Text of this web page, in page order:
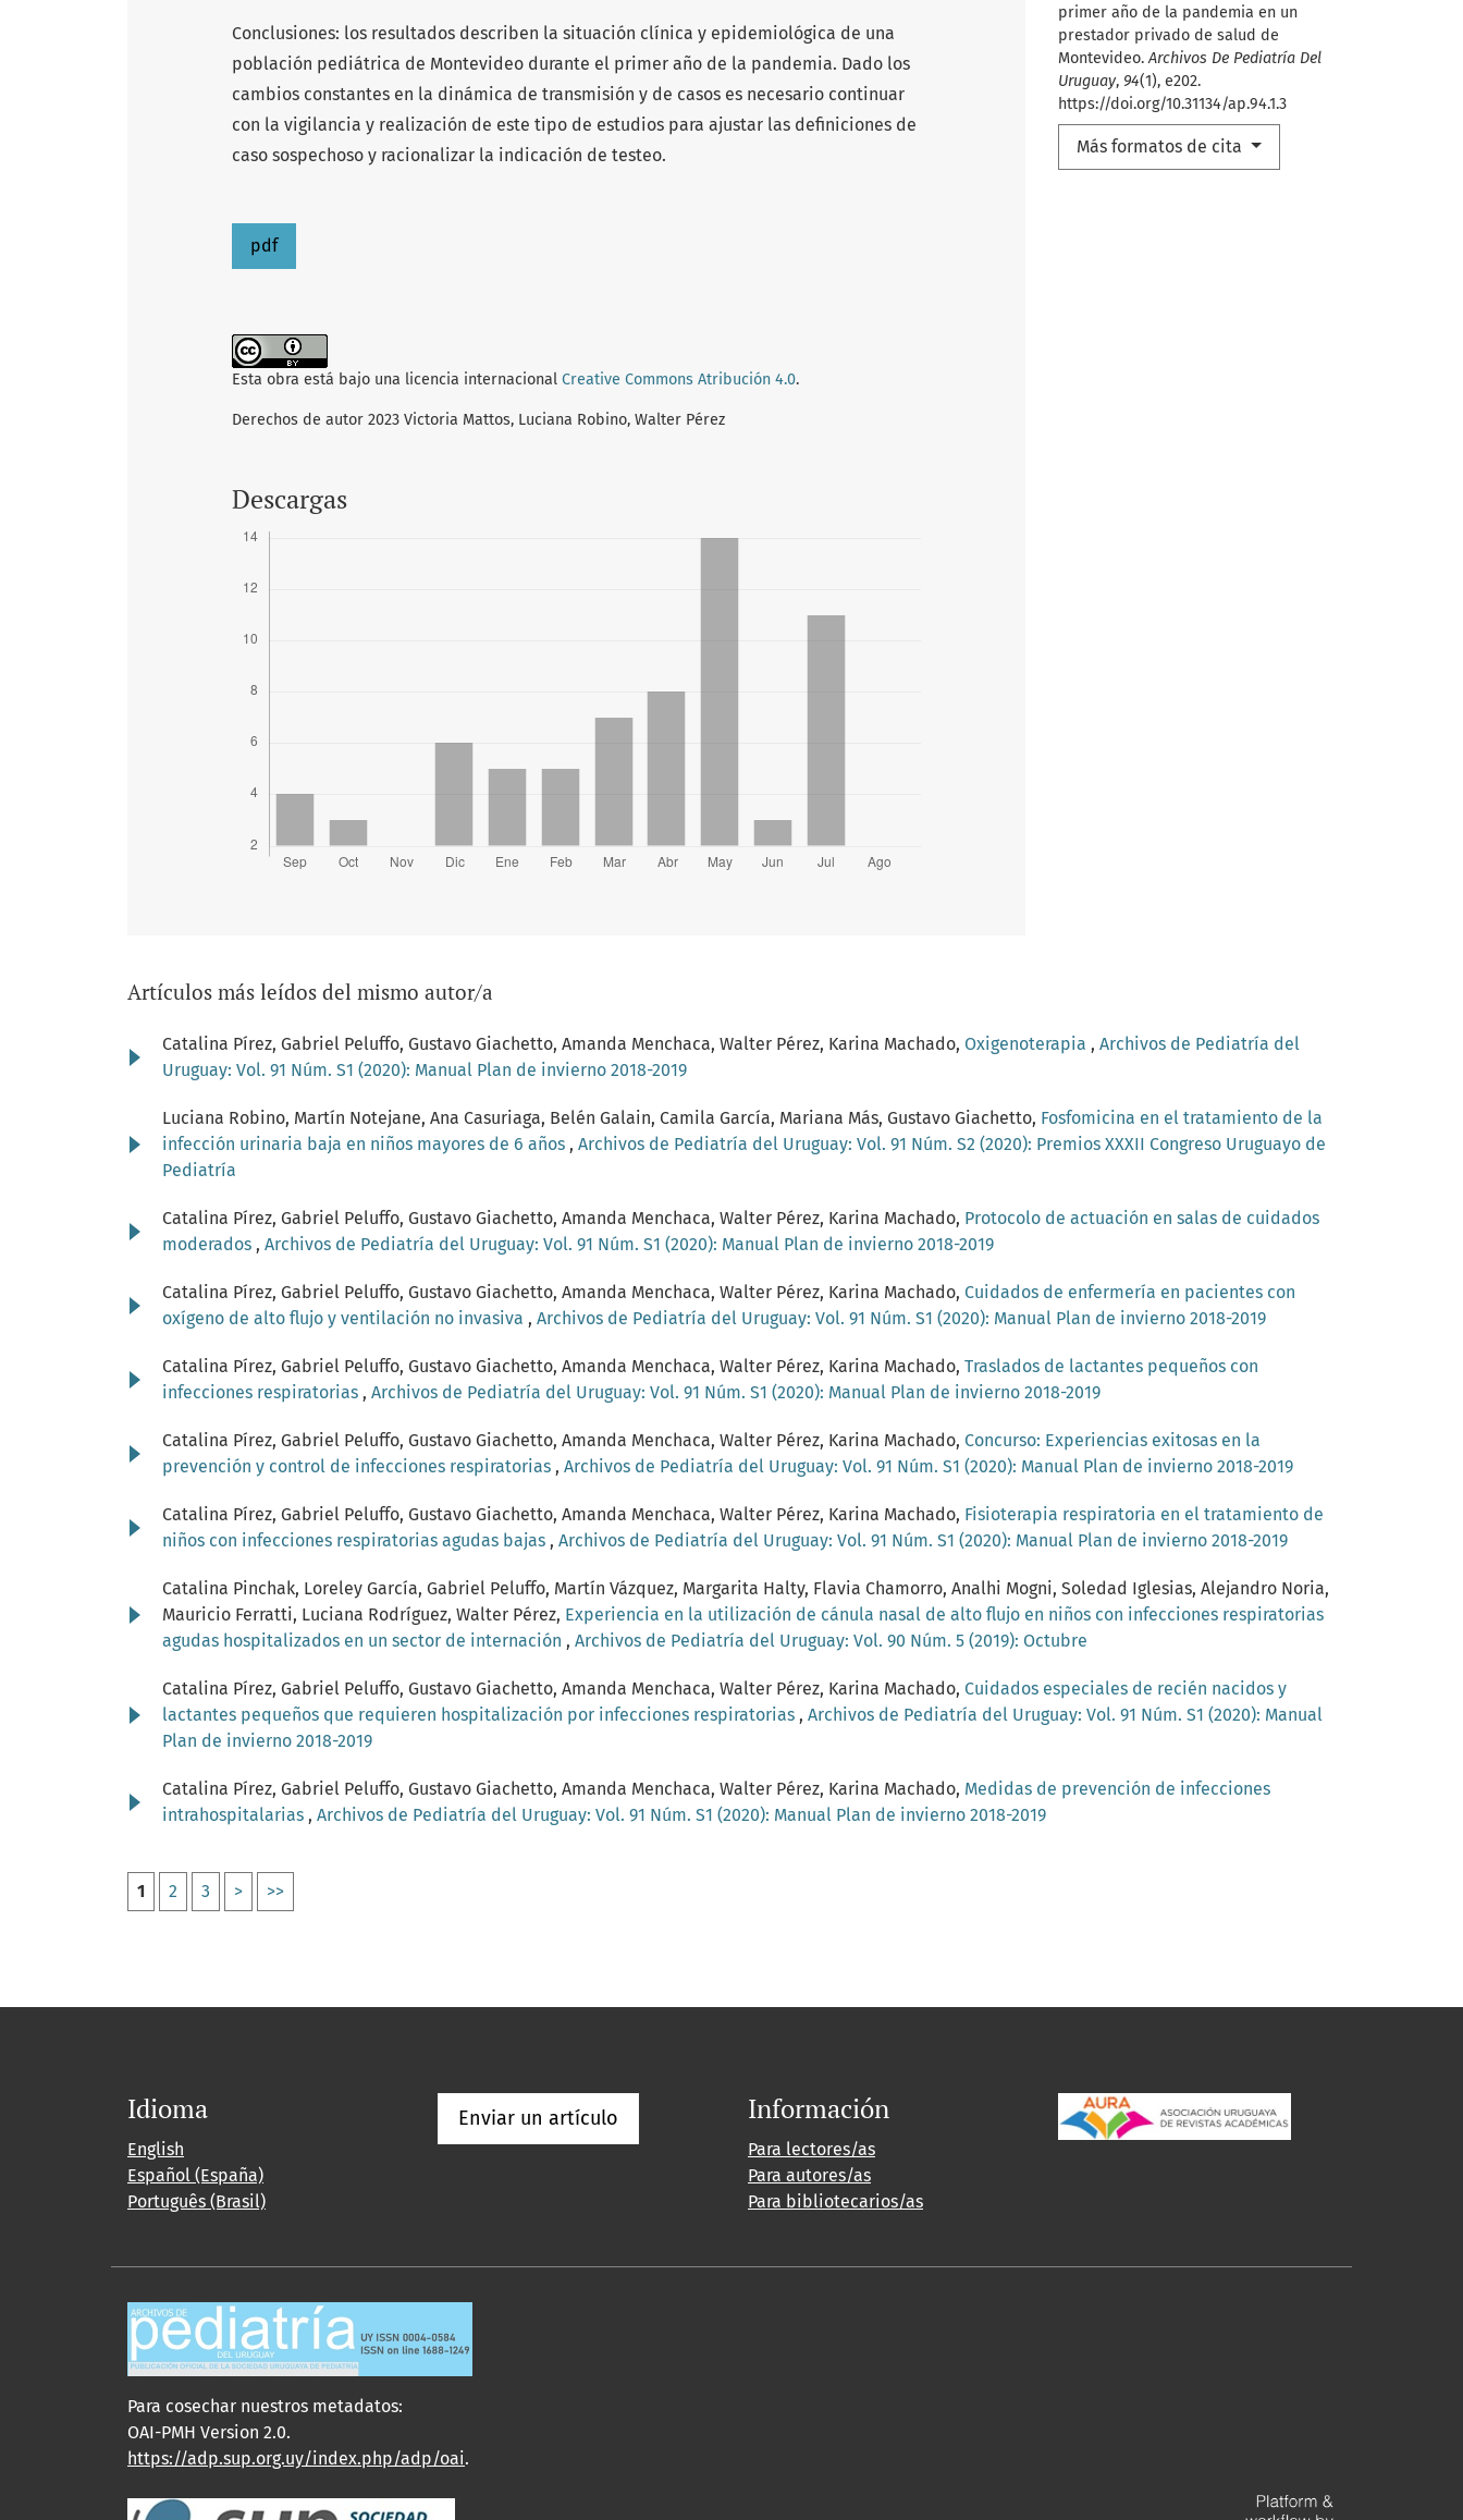
primer año de la pandemia en un
prestador privado de salud de
Montevideo.Archivos De Pediatría Del
Uruguay, 94(1), e202.
https://doi.org/10.31134/ap.94.1.3
Más formatos de cita
Conclusiones: los resultados describen la situación clínica y epidemiológica de una
población pediátrica de Montevideo durante el primer año de la pandemia. Dado los
cambios constantes en la dinámica de transmisión y de casos es necesario continuar
con la vigilancia y realización de este tipo de estudios para ajustar las definiciones de
caso sospechoso y racionalizar la indicación de testeo.
pdf
Esta obra está bajo una licencia internacional Creative Commons Atribución 4.0.
Derechos de autor 2023 Victoria Mattos, Luciana Robino, Walter Pérez
Descargas
Artículos más leídos del mismo autor/a
Catalina Pírez, Gabriel Peluffo, Gustavo Giachetto, Amanda Menchaca, Walter Pérez, Karina Machado, Oxigenoterapia , Archivos de Pediatría del
Uruguay: Vol. 91 Núm. S1 (2020): Manual Plan de invierno 2018-2019
Luciana Robino, Martín Notejane, Ana Casuriaga, Belén Galain, Camila García, Mariana Más, Gustavo Giachetto, Fosfomicina en el tratamiento de la
infección urinaria baja en niños mayores de 6 años , Archivos de Pediatría del Uruguay: Vol. 91 Núm. S2 (2020): Premios XXXII Congreso Uruguayo de
Pediatría
Catalina Pírez, Gabriel Peluffo, Gustavo Giachetto, Amanda Menchaca, Walter Pérez, Karina Machado, Protocolo de actuación en salas de cuidados
moderados , Archivos de Pediatría del Uruguay: Vol. 91 Núm. S1 (2020): Manual Plan de invierno 2018-2019
Catalina Pírez, Gabriel Peluffo, Gustavo Giachetto, Amanda Menchaca, Walter Pérez, Karina Machado, Cuidados de enfermería en pacientes con
oxígeno de alto flujo y ventilación no invasiva , Archivos de Pediatría del Uruguay: Vol. 91 Núm. S1 (2020): Manual Plan de invierno 2018-2019
Catalina Pírez, Gabriel Peluffo, Gustavo Giachetto, Amanda Menchaca, Walter Pérez, Karina Machado, Traslados de lactantes pequeños con
infecciones respiratorias , Archivos de Pediatría del Uruguay: Vol. 91 Núm. S1 (2020): Manual Plan de invierno 2018-2019
Catalina Pírez, Gabriel Peluffo, Gustavo Giachetto, Amanda Menchaca, Walter Pérez, Karina Machado, Concurso: Experiencias exitosas en la
prevención y control de infecciones respiratorias , Archivos de Pediatría del Uruguay: Vol. 91 Núm. S1 (2020): Manual Plan de invierno 2018-2019
Catalina Pírez, Gabriel Peluffo, Gustavo Giachetto, Amanda Menchaca, Walter Pérez, Karina Machado, Fisioterapia respiratoria en el tratamiento de
niños con infecciones respiratorias agudas bajas , Archivos de Pediatría del Uruguay: Vol. 91 Núm. S1 (2020): Manual Plan de invierno 2018-2019
Catalina Pinchak, Loreley García, Gabriel Peluffo, Martín Vázquez, Margarita Halty, Flavia Chamorro, Analhi Mogni, Soledad Iglesias, Alejandro Noria,
Mauricio Ferratti, Luciana Rodríguez, Walter Pérez, Experiencia en la utilización de cánula nasal de alto flujo en niños con infecciones respiratorias
agudas hospitalizados en un sector de internación , Archivos de Pediatría del Uruguay: Vol. 90 Núm. 5 (2019): Octubre
Catalina Pírez, Gabriel Peluffo, Gustavo Giachetto, Amanda Menchaca, Walter Pérez, Karina Machado, Cuidados especiales de recién nacidos y
lactantes pequeños que requieren hospitalización por infecciones respiratorias , Archivos de Pediatría del Uruguay: Vol. 91 Núm. S1 (2020): Manual
Plan de invierno 2018-2019
Catalina Pírez, Gabriel Peluffo, Gustavo Giachetto, Amanda Menchaca, Walter Pérez, Karina Machado, Medidas de prevención de infecciones
intrahospitalarias , Archivos de Pediatría del Uruguay: Vol. 91 Núm. S1 (2020): Manual Plan de invierno 2018-2019
1 2 3 > >>
Idioma
English
Español (España)
Português (Brasil)
Enviar un artículo Información
Para lectores/as
Para autores/as
Para bibliotecarios/as
Para cosechar nuestros metadatos:
OAI-PMH Version 2.0.
https://adp.sup.org.uy/index.php/adp/oai.